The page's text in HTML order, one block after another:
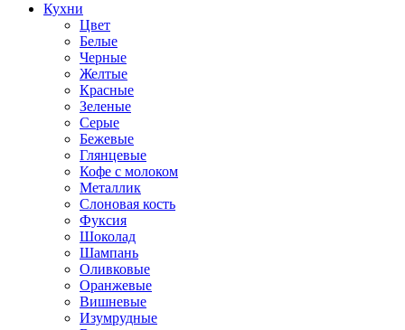
Кухни
Цвет
Белые
Черные
Желтые
Красные
Зеленые
Серые
Бежевые
Глянцевые
Кофе с молоком
Металлик
Слоновая кость
Фуксия
Шоколад
Шампань
Оливковые
Оранжевые
Вишневые
Изумрудные